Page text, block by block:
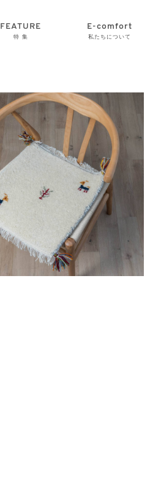
FEATURE
特 集
E-comfort
私たちについて
いて